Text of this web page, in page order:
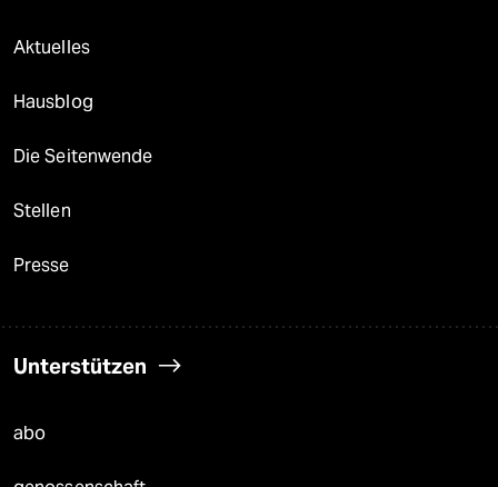
Aktuelles
Hausblog
Die Seitenwende
Stellen
Presse
Unterstützen
abo